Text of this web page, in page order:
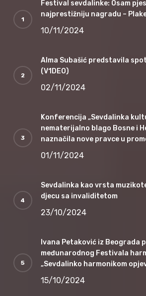
Festival sevdalinke: Osam
najprestižniju nagradu –
10/11/2024
Alma Subašić predstavila
(V1DEO)
02/11/2024
Konferencija „Sevdalinka
nematerijalno blago Bosne i
naznačila nove pravce u
01/11/2024
Sevdalinka kao vrsta
djecu sa invaliditetom
23/10/2024
Ivana Petaković iz Beograda
međunarodnog Festivala
„Sevdalinko harmonikom
15/10/2024